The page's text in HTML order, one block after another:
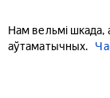
Нам вельмі
аўтаматычных.